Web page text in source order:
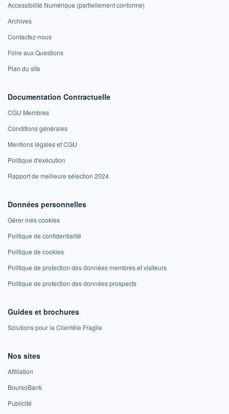
Accessibilité Numérique (partiellement conforme)
Archives
Contactez-nous
Foire aux Questions
Plan du site
Documentation Contractuelle
CGU Membres
Conditions générales
Mentions légales et CGU
Politique d'exécution
Rapport de meilleure sélection 2024
Données personnelles
Gérer mes cookies
Politique de confidentialité
Politique de cookies
Politique de protection des données membres et visiteurs
Politique de protection des données prospects
Guides et brochures
Solutions pour la Clientèle Fragile
Nos sites
Affiliation
BoursoBank
Publicité